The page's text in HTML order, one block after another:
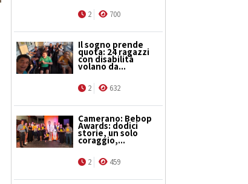
2 700
Il sogno prende
quota: 24 ragazzi
con disabilità
volano da...
2 632
Camerano: Bebop
Awards: dodici
storie, un solo
coraggio,...
2 459